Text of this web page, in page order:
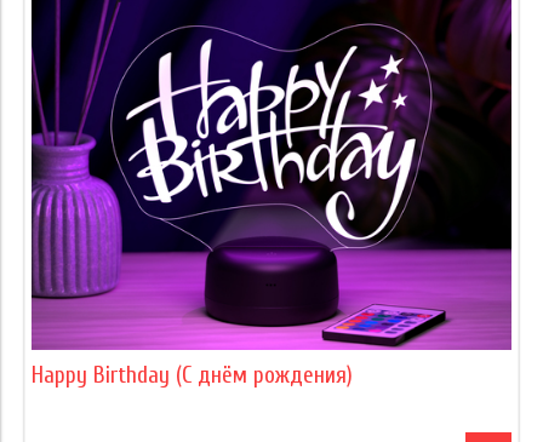
Happy Birthday (С днём рождения)